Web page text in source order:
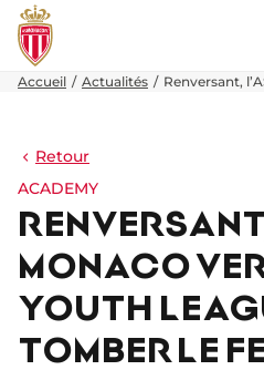
Accueil Actualités Renversant,
Retour
ACADEMY
MONACO
YOUTH
TOMBER LE